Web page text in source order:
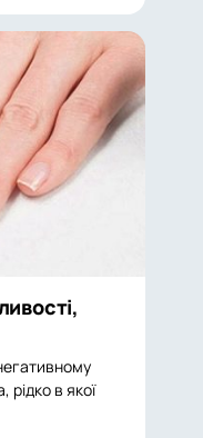
в якої